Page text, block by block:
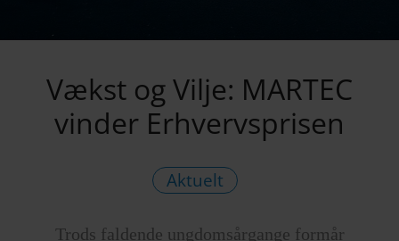
Vækst og Vilje: MARTEC
vinder Erhvervsprisen
Aktuelt
Trods faldende ungdomsårgange formår